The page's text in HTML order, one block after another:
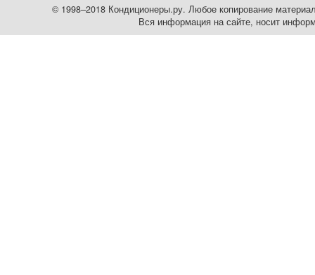
© 1998–2018 Кондиционеры.ру. Любое копирование
Вся информация на сайте, носит